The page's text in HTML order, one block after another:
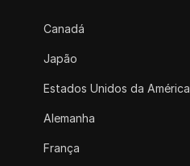
Canadá
Japão
Estados Unidos da América
Alemanha
França